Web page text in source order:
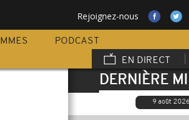
Rejoignez-nous
PODCAST
EN DIRECT
DERNIÈRE
9 août 2026